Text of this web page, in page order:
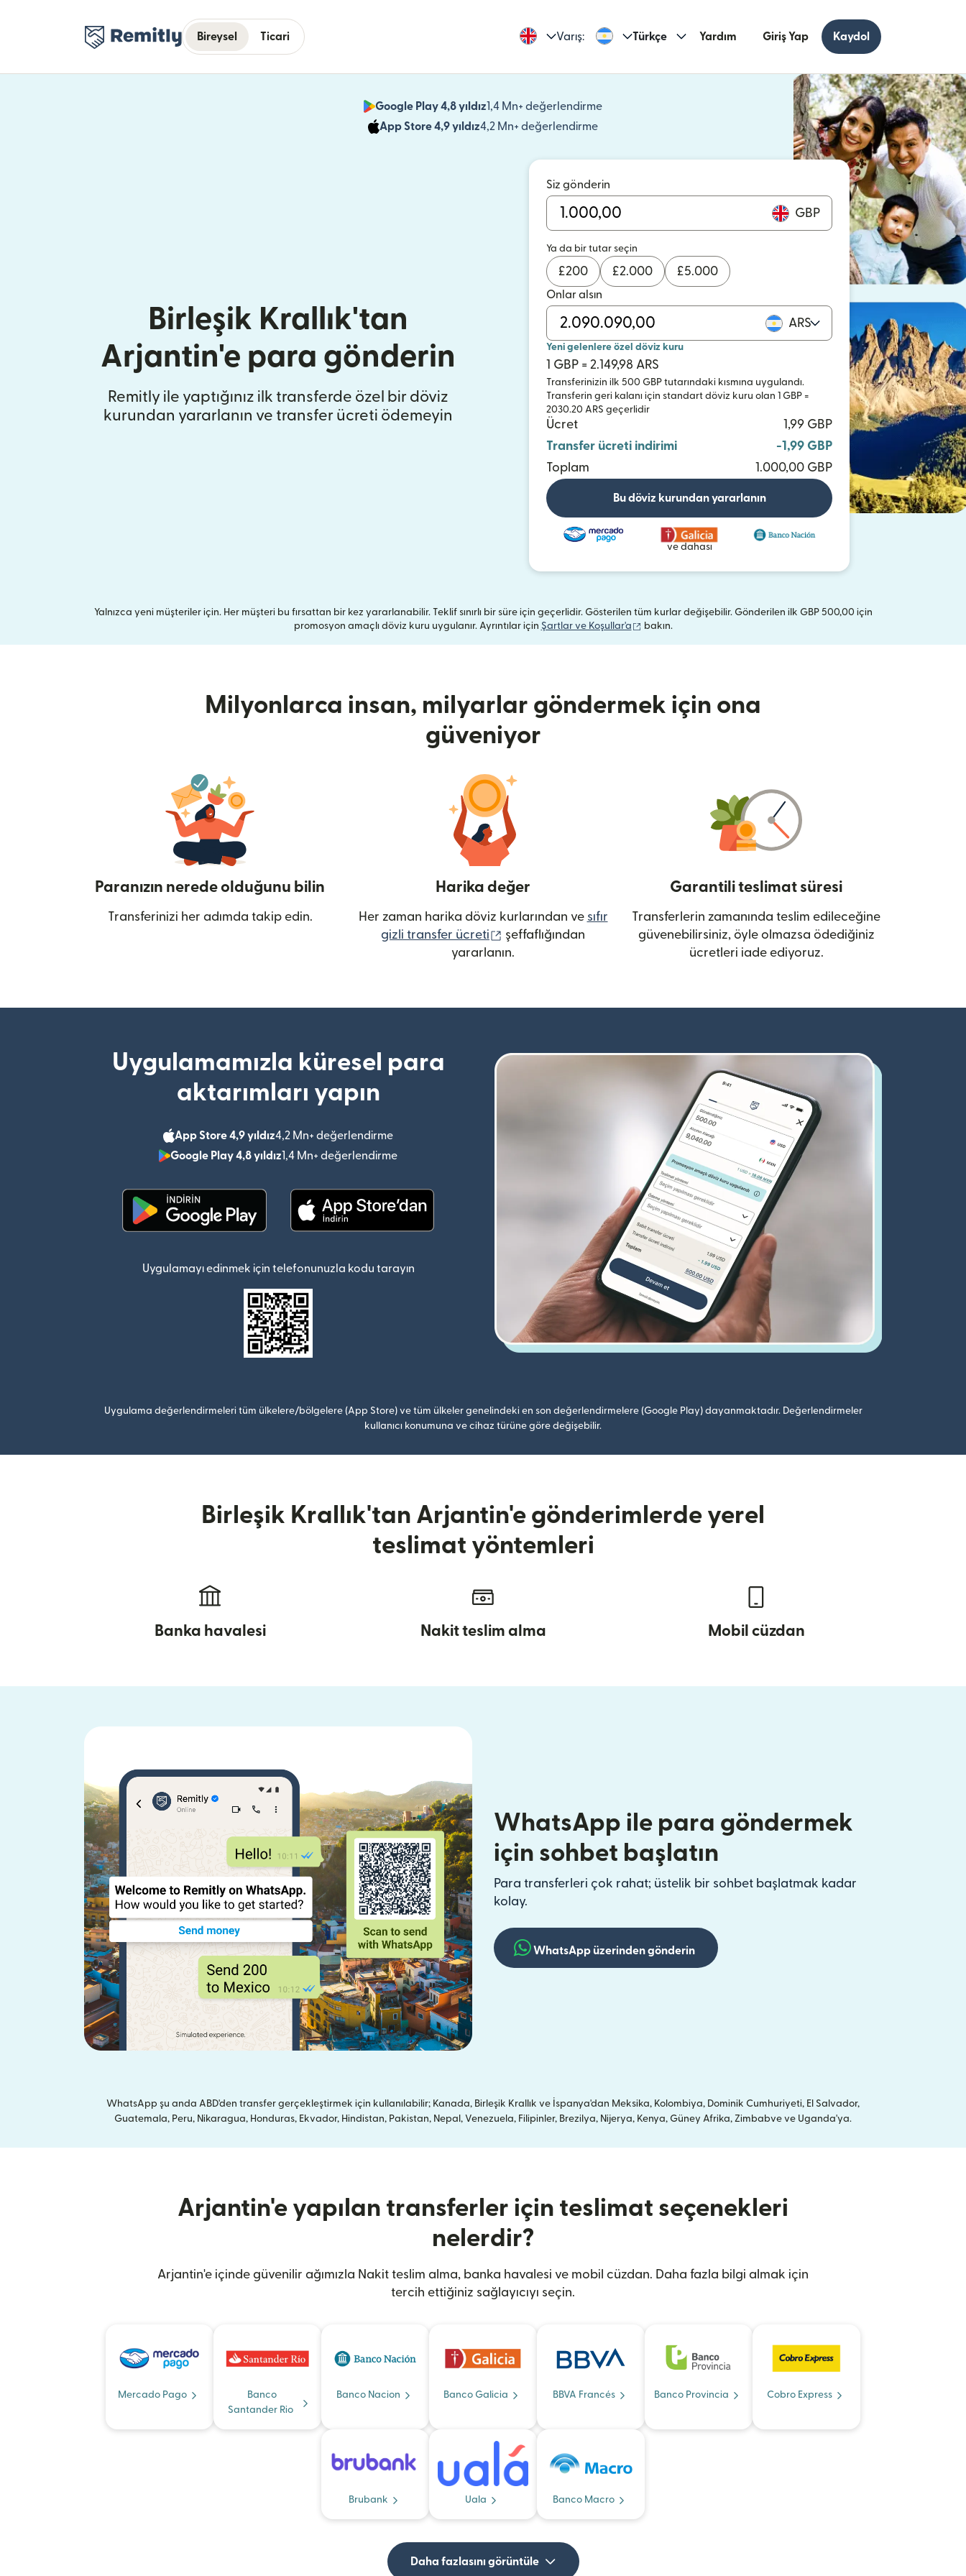
Bireysel Ticari Varış: Türkçe Yardım Giriş Yap Kaydol
Google Play 4,8 yıldız1,4 Mn+ değerlendirme
App Store 4,9 yıldız4,2 Mn+ değerlendirme
Birleşik Krallık'tan
Arjantin'e para gönderin
Remitly ile yaptığınız ilk transferde özel bir döviz
kurundan yararlanın ve transfer ücreti ödemeyin
Siz gönderin
GBP
Ya da bir tutar seçin
£200 £2.000 £5.000
Onlar alsın
ARS
Yeni gelenlere özel döviz kuru
1 GBP = 2.149,98 ARS
Transferinizin ilk 500 GBP tutarındaki kısmına uygulandı.
Transferin geri kalanı için standart döviz kuru olan 1 GBP =
2030.20 ARS geçerlidir
Ücret
1,99 GBP
Transfer ücreti indirimi
-1,99 GBP
Toplam
1.000,00 GBP
Bu döviz kurundan yararlanın
ve dahası
Yalnızca yeni müşteriler için. Her müşteri bu fırsattan bir kez yararlanabilir. Teklif sınırlı bir süre için geçerlidir. Gösterilen tüm kurlar değişebilir. Gönderilen ilk GBP 500,00 için
promosyon amaçlı döviz kuru uygulanır. Ayrıntılar için Şartlar ve Koşullar'a (yeni pencerede açılır)
bakın.
Milyonlarca insan, milyarlar göndermek için ona
güveniyor
Paranızın nerede olduğunu bilin
Transferinizi her adımda takip edin.
Harika değer
Her zaman harika döviz kurlarından ve sıfır
gizli transfer ücreti
(yeni pencerede açılır)
şeffaflığından
yararlanın.
Garantili teslimat süresi
Transferlerin zamanında teslim edileceğine
güvenebilirsiniz, öyle olmazsa ödediğiniz
ücretleri iade ediyoruz.
Uygulamamızla küresel para
aktarımları yapın
App Store 4,9 yıldız4,2 Mn+ değerlendirme
Google Play 4,8 yıldız1,4 Mn+ değerlendirme
Uygulamayı edinmek için telefonunuzla kodu tarayın
Uygulama değerlendirmeleri tüm ülkelere/bölgelere (App Store) ve tüm ülkeler genelindeki en son değerlendirmelere (Google Play) dayanmaktadır. Değerlendirmeler
kullanıcı konumuna ve cihaz türüne göre değişebilir.
Birleşik Krallık'tan Arjantin'e gönderimlerde yerel
teslimat yöntemleri
Banka havalesi Nakit teslim alma Mobil cüzdan
WhatsApp ile para göndermek
için sohbet başlatın
Para transferleri çok rahat; üstelik bir sohbet başlatmak kadar
kolay.
WhatsApp üzerinden gönderin
WhatsApp şu anda ABD'den transfer gerçekleştirmek için kullanılabilir; Kanada, Birleşik Krallık ve İspanya'dan Meksika, Kolombiya, Dominik Cumhuriyeti, El Salvador,
Guatemala, Peru, Nikaragua, Honduras, Ekvador, Hindistan, Pakistan, Nepal, Venezuela, Filipinler, Brezilya, Nijerya, Kenya, Güney Afrika, Zimbabve ve Uganda'ya.
Arjantin'e yapılan transferler için teslimat seçenekleri
nelerdir?
Arjantin'e içinde güvenilir ağımızla Nakit teslim alma, banka havalesi ve mobil cüzdan. Daha fazla bilgi almak için
tercih ettiğiniz sağlayıcıyı seçin.
Mercado Pago
Banco
Santander Rio
Banco Nacion Banco Galicia BBVA Francés Banco Provincia Cobro Express
Brubank Uala Banco Macro
Daha fazlasını görüntüle